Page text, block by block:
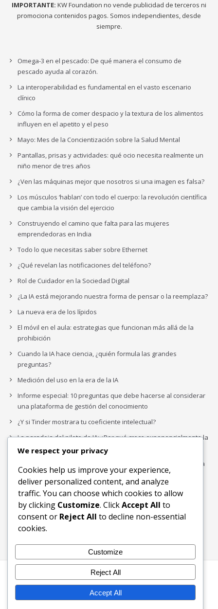
IMPORTANTE: KW Foundation no vende publicidad de terceros ni
promociona contenidos pagos. Somos independientes, desde
siempre.
Omega-3 en el pescado: De qué manera el consumo de
pescado ayuda al corazón.
La interoperabilidad es fundamental en el vasto escenario
clínico
Cómo la forma de comer despacio y la textura de los alimentos
influyen en el apetito y el peso
Mayo: Mes de la Concientización sobre la Salud Mental
Pantallas, prisas y actividades: qué ocio necesita realmente un
niño menor de tres años
¿Ven las máquinas mejor que nosotros si una imagen es falsa?
Los músculos ‘hablan’ con todo el cuerpo: la revolución científica
que cambia la visión del ejercicio
Construyendo el camino que falta para las mujeres
emprendedoras en India
Todo lo que necesitas saber sobre Ethernet
¿Qué revelan las notificaciones del teléfono?
Rol de Cuidador en la Sociedad Digital
¿La IA está mejorando nuestra forma de pensar o la reemplaza?
La nueva era de los lípidos
El móvil en el aula: estrategias que funcionan más allá de la
prohibición
Cuando la IA hace ciencia, ¿quién formula las grandes
preguntas?
Medición del uso en la era de la IA
Informe especial: 10 preguntas que debe hacerse al considerar
una plataforma de gestión del conocimiento
¿Y si Tinder mostrara tu coeficiente intelectual?
La paradoja del piloto de IA: ¿Por qué crece exponencialmente la
complejidad de la IA empresarial?
Los organigramas de marketing se crearon para los canales. La
IA acaba de dejarlos obsoletos.
Buscar
Buscar
Inicio Blog
Bloques Temáticos
Contactos
We respect your privacy
Cookies help us improve your experience,
deliver personalized content, and analyze
traffic. You can choose which cookies to allow
by clicking Customize. ClickAccept All to
consent or Reject All to decline non-essential
cookies.
Customize
Reject All
Accept All